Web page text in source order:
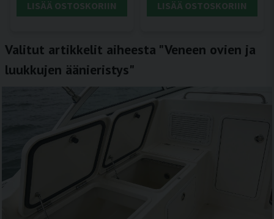
LISÄÄ OSTOSKORIIN LISÄÄ OSTOSKORIIN
Valitut artikkelit aiheesta "Veneen ovien ja
luukkujen äänieristys"